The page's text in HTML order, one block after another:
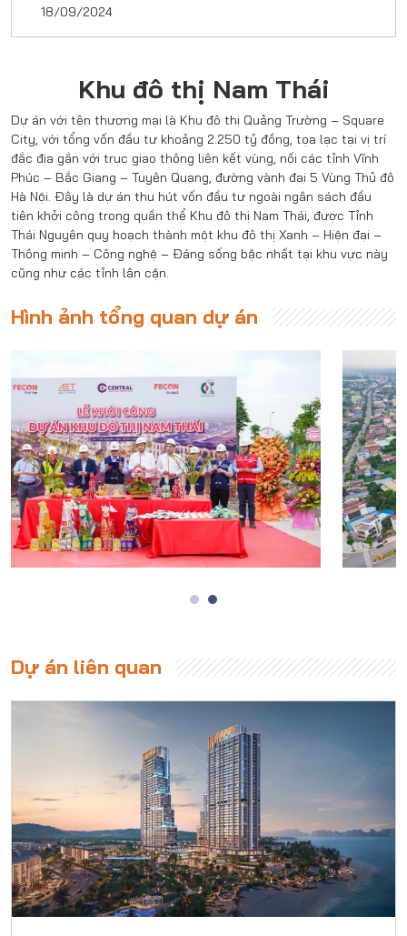
18/09/2024
Khu đô thị Nam Thái
Dự án với tên thương mại là Khu đô thị Quảng Trường – Square
City, với tổng vốn đầu tư khoảng 2.250 tỷ đồng, tọa lạc tại vị trí
đắc địa gắn với trục giao thông liên kết vùng, nối các tỉnh Vĩnh
Phúc – Bắc Giang – Tuyên Quang, đường vành đai 5 Vùng Thủ đô
Hà Nội. Đây là dự án thu hút vốn đầu tư ngoài ngân sách đầu
tiên khởi công trong quần thể Khu đô thị Nam Thái, được Tỉnh
Thái Nguyên quy hoạch thành một khu đô thị Xanh – Hiện đại –
Thông minh – Công nghệ – Đáng sống bậc nhất tại khu vực này
cũng như các tỉnh lân cận.
Hình ảnh tổng quan dự án
Dự án liên quan